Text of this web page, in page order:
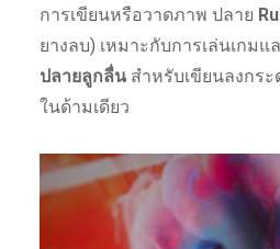
การเขียนหรือวาดภาพ ปลาย
ยางลบ) เหมาะกับการเล่นเกมแ
ปลายลูกลื่นสำหรับเขียนลงกร
ในด้ามเดียว